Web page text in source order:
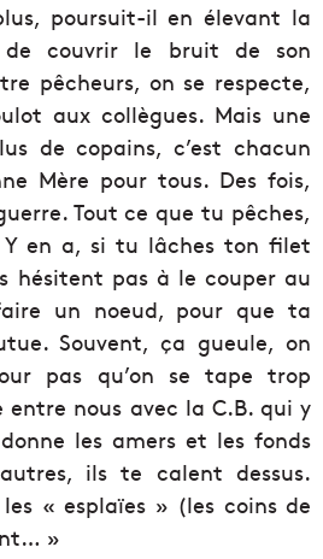
poursuit-il en élevant la
de couvrir le bruit de son
pêcheurs, on se respecte,
aux collègues. Mais une
de copains, c’est chacun
Mère pour tous. Des fois,
Tout ce que tu pêches,
en a, si tu lâches ton filet
hésitent pas à le couper au
un noeud, pour que ta
Souvent, ça gueule, on
pas qu’on se tape trop
entre nous avec la C.B. qui y
les amers et les fonds
ils te calent dessus.
« esplaïes » (les coins de
»